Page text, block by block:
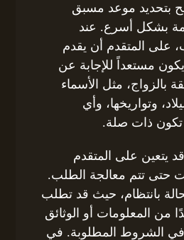
بتحديد موعد مسبق
بشكل أسرع. عند
على المتقدم أن يقدم
مستعداً للإجابة عن
بالزواج، مثل الأسماء
وتواريخها، وأي
ذات صلة.
يتعين على المتقدم
حتى تتم معالجة الطلب.
بانتظام، حيث قد تطلب
من المعلومات أو الوثائق
في الشروط المطلوبة. في